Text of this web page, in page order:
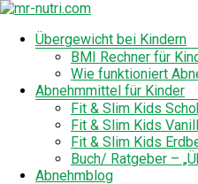
Zum
springen
mr-
nutri.com
Menü
Übergewicht bei Kindern
BMI Rechner für
Wie funktioniert
Abnehmmittel für Kinder
Fit & Slim Kids
Fit & Slim Kids
Fit & Slim Kids
Buch/ Ratgeber –
Abnehmblog